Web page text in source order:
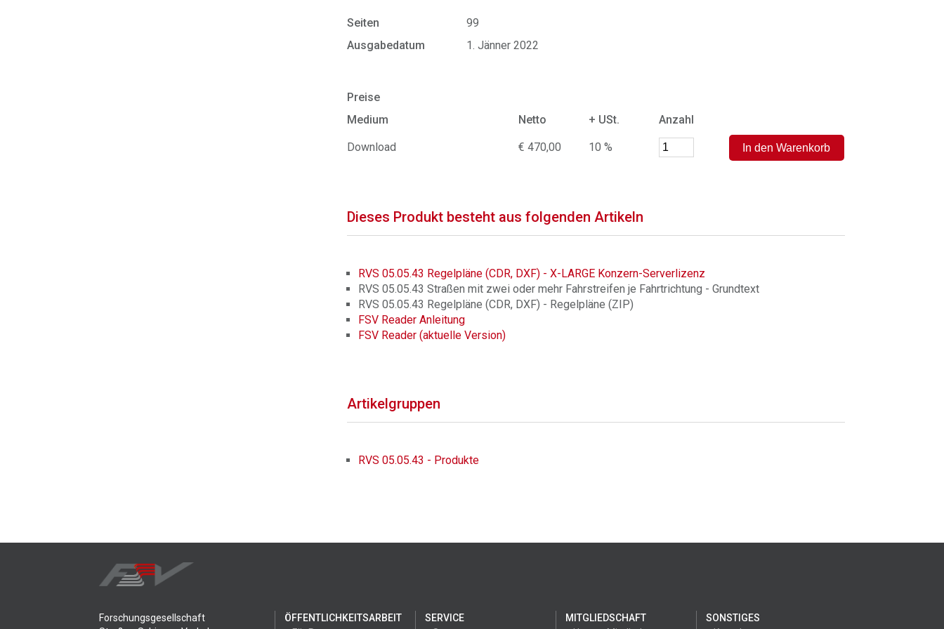
Seiten
99
Ausgabedatum
1. Jänner 2022
Preise
Medium
Netto + USt. Anzahl
Download € 470,00 10 %
Dieses Produkt besteht aus folgenden Artikeln
RVS 05.05.43 Regelpläne (CDR, DXF) - X-LARGE Konzern-Serverlizenz
RVS 05.05.43 Straßen mit zwei oder mehr Fahrstreifen je Fahrtrichtung - Grundtext
RVS 05.05.43 Regelpläne (CDR, DXF) - Regelpläne (ZIP)
FSV Reader Anleitung
FSV Reader (aktuelle Version)
Artikelgruppen
RVS 05.05.43 - Produkte
Forschungsgesellschaft
ÖFFENTLICHKEITSARBEIT
SERVICE
MITGLIEDSCHAFT
SONSTIGES